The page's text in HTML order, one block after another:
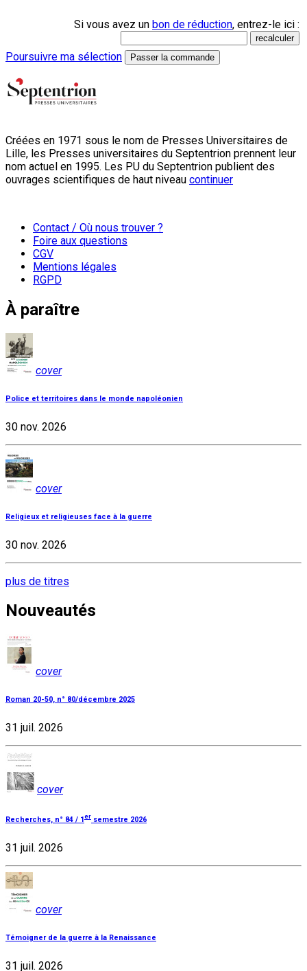
Si vous avez un bon de réduction, entrez-le ici :
Poursuivre ma sélection Passer la commande
Créées en 1971 sous le nom de Presses Universitaires de
Lille, les Presses universitaires du Septentrion prennent leur
nom actuel en 1995. Les PU du Septentrion publient des
ouvrages scientifiques de haut niveau continuer
Contact / Où nous trouver ?
Foire aux questions
CGV
Mentions légales
RGPD
À paraître
cover
Police et territoires dans le monde napoléonien
30 nov. 2026
cover
Religieux et religieuses face à la guerre
30 nov. 2026
plus de titres
Nouveautés
cover
Roman 20-50, n° 80/décembre 2025
31 juil. 2026
cover
Recherches, n° 84 / 1er semestre 2026
31 juil. 2026
cover
Témoigner de la guerre à la Renaissance
31 juil. 2026